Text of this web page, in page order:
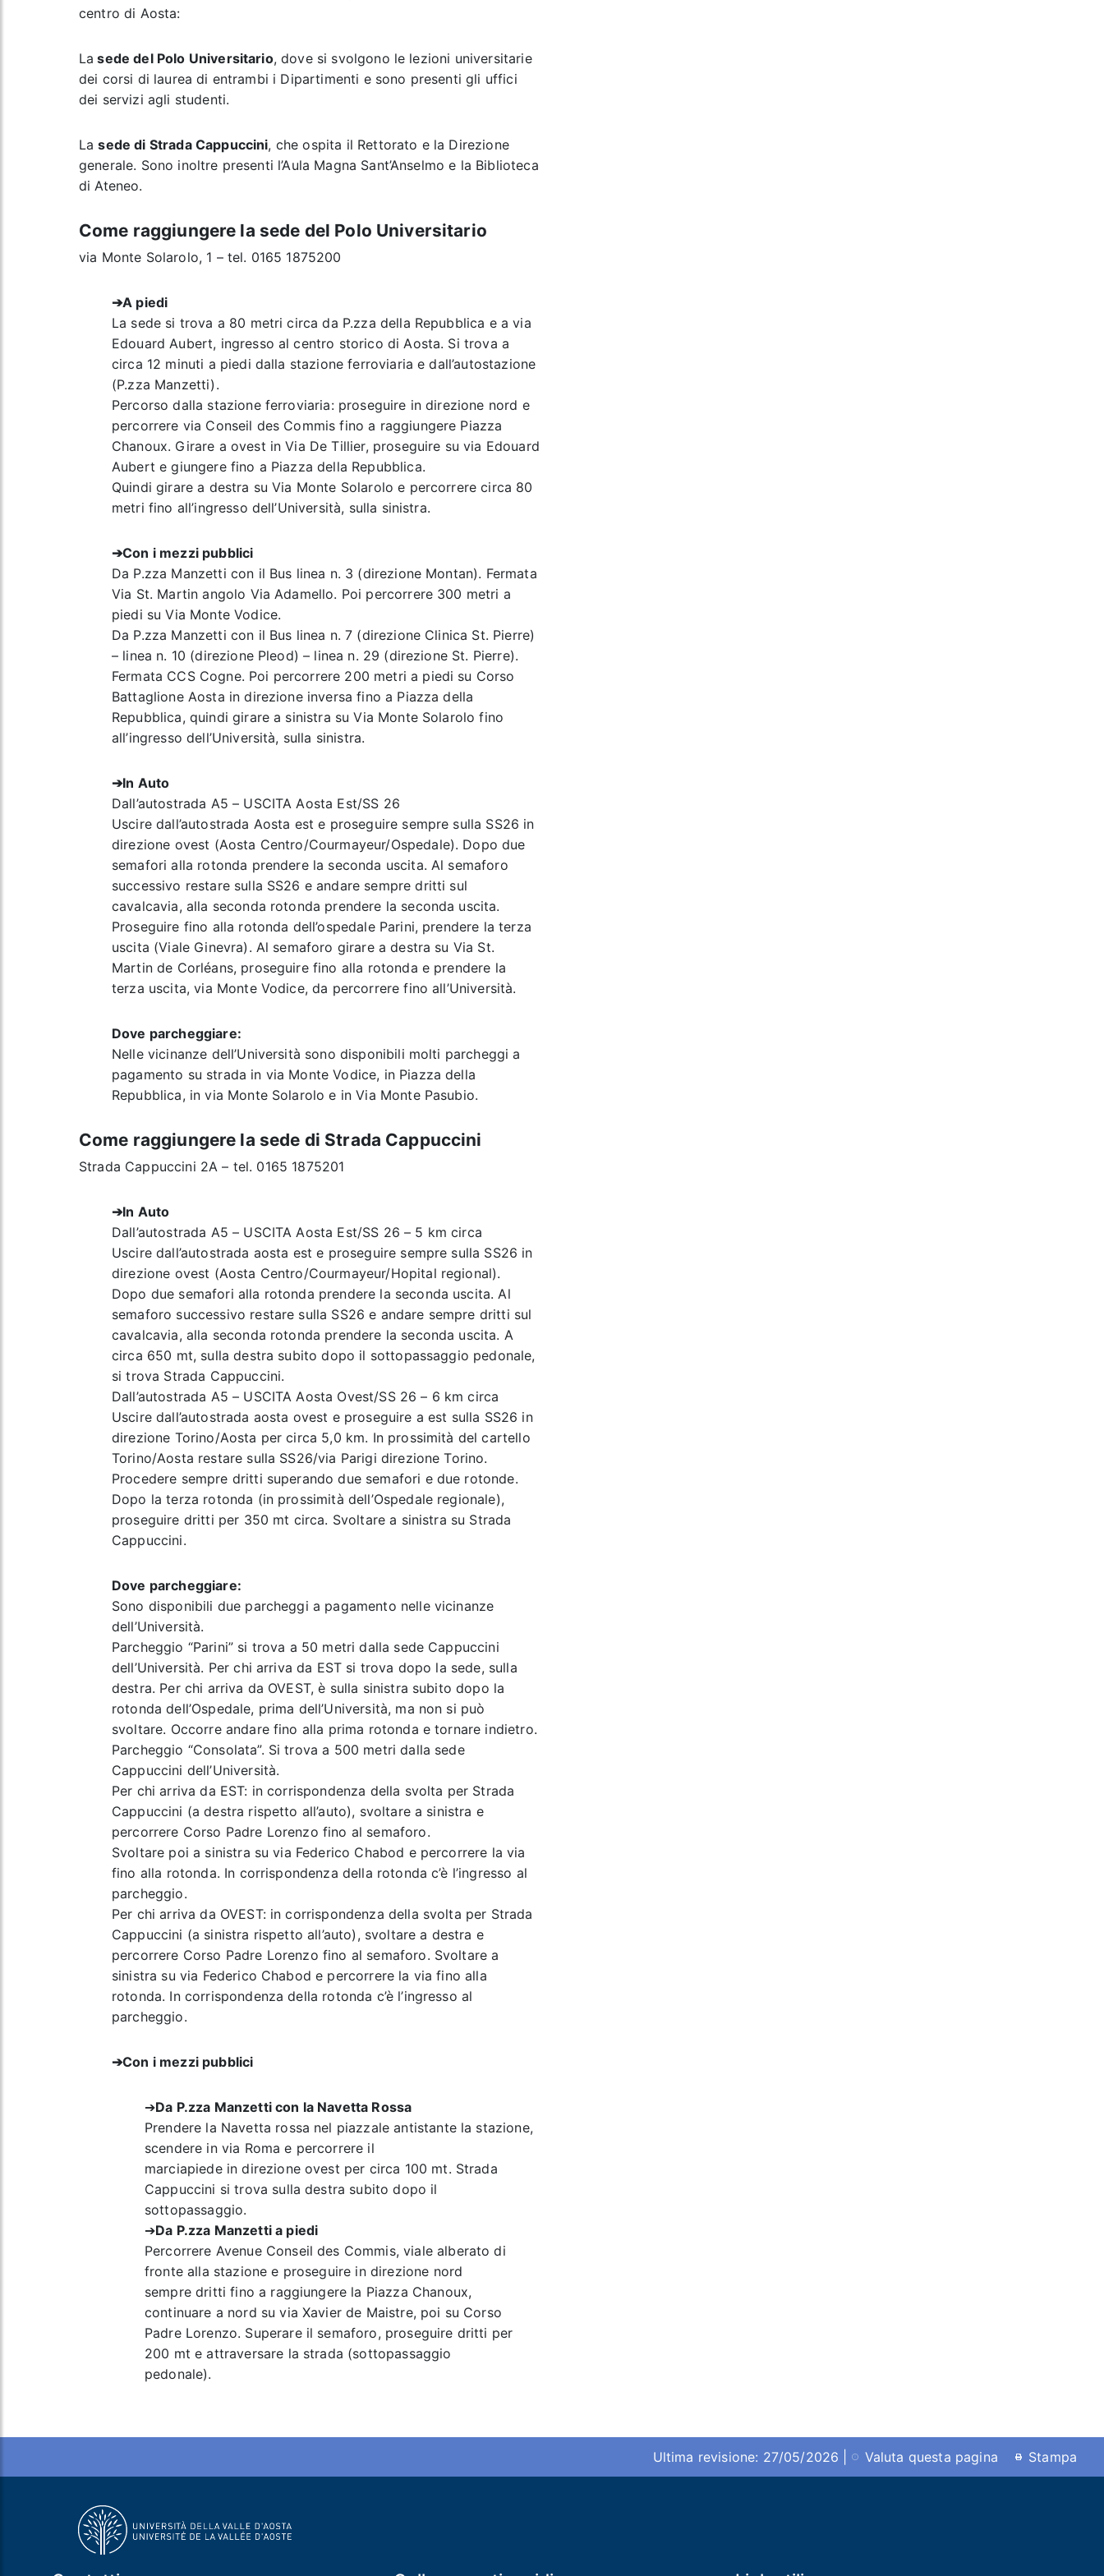
centro di Aosta:
La sede del Polo Universitario, dove si svolgono le lezioni universitarie
dei corsi di laurea di entrambi i Dipartimenti e sono presenti gli uffici
dei servizi agli studenti.
Lasede di Strada Cappuccini, che ospita il Rettorato e la Direzione
generale. Sono inoltre presenti l’Aula Magna Sant’Anselmo e la Biblioteca
di Ateneo.
Come raggiungere la sede del Polo Universitario
via Monte Solarolo, 1 – tel. 0165 1875200
➔A piedi
La sede si trova a 80 metri circa da P.zza della Repubblica e a via
Edouard Aubert, ingresso al centro storico di Aosta. Si trova a
circa 12 minuti a piedi dalla stazione ferroviaria e dall’autostazione
(P.zza Manzetti).
Percorso dalla stazione ferroviaria: proseguire in direzione nord e
percorrere via Conseil des Commis fino a raggiungere Piazza
Chanoux. Girare a ovest in Via De Tillier, proseguire su via Edouard
Aubert e giungere fino a Piazza della Repubblica.
Quindi girare a destra su Via Monte Solarolo e percorrere circa 80
metri fino all’ingresso dell’Università, sulla sinistra.
➔Con i mezzi pubblici
Da P.zza Manzetti con il Bus linea n. 3 (direzione Montan). Fermata
Via St. Martin angolo Via Adamello. Poi percorrere 300 metri a
piedi su Via Monte Vodice.
Da P.zza Manzetti con il Bus linea n. 7 (direzione Clinica St. Pierre)
– linea n. 10 (direzione Pleod) – linea n. 29 (direzione St. Pierre).
Fermata CCS Cogne. Poi percorrere 200 metri a piedi su Corso
Battaglione Aosta in direzione inversa fino a Piazza della
Repubblica, quindi girare a sinistra su Via Monte Solarolo fino
all’ingresso dell’Università, sulla sinistra.
➔In Auto
Dall’autostrada A5 – USCITA Aosta Est/SS 26
Uscire dall’autostrada Aosta est e proseguire sempre sulla SS26 in
direzione ovest (Aosta Centro/Courmayeur/Ospedale). Dopo due
semafori alla rotonda prendere la seconda uscita. Al semaforo
successivo restare sulla SS26 e andare sempre dritti sul
cavalcavia, alla seconda rotonda prendere la seconda uscita.
Proseguire fino alla rotonda dell’ospedale Parini, prendere la terza
uscita (Viale Ginevra). Al semaforo girare a destra su Via St.
Martin de Corléans, proseguire fino alla rotonda e prendere la
terza uscita, via Monte Vodice, da percorrere fino all’Università.
Dove parcheggiare:
Nelle vicinanze dell’Università sono disponibili molti parcheggi a
pagamento su strada in via Monte Vodice, in Piazza della
Repubblica, in via Monte Solarolo e in Via Monte Pasubio.
Come raggiungere la sede di Strada Cappuccini
Strada Cappuccini 2A – tel. 0165 1875201
➔In Auto
Dall’autostrada A5 – USCITA Aosta Est/SS 26 – 5 km circa
Uscire dall’autostrada aosta est e proseguire sempre sulla SS26 in
direzione ovest (Aosta Centro/Courmayeur/Hopital regional).
Dopo due semafori alla rotonda prendere la seconda uscita. Al
semaforo successivo restare sulla SS26 e andare sempre dritti sul
cavalcavia, alla seconda rotonda prendere la seconda uscita. A
circa 650 mt, sulla destra subito dopo il sottopassaggio pedonale,
si trova Strada Cappuccini.
Dall’autostrada A5 – USCITA Aosta Ovest/SS 26 – 6 km circa
Uscire dall’autostrada aosta ovest e proseguire a est sulla SS26 in
direzione Torino/Aosta per circa 5,0 km. In prossimità del cartello
Torino/Aosta restare sulla SS26/via Parigi direzione Torino.
Procedere sempre dritti superando due semafori e due rotonde.
Dopo la terza rotonda (in prossimità dell’Ospedale regionale),
proseguire dritti per 350 mt circa. Svoltare a sinistra su Strada
Cappuccini.
Dove parcheggiare:
Sono disponibili due parcheggi a pagamento nelle vicinanze
dell’Università.
Parcheggio “Parini” si trova a 50 metri dalla sede Cappuccini
dell’Università. Per chi arriva da EST si trova dopo la sede, sulla
destra. Per chi arriva da OVEST, è sulla sinistra subito dopo la
rotonda dell’Ospedale, prima dell’Università, ma non si può
svoltare. Occorre andare fino alla prima rotonda e tornare indietro.
Parcheggio “Consolata”. Si trova a 500 metri dalla sede
Cappuccini dell’Università.
Per chi arriva da EST: in corrispondenza della svolta per Strada
Cappuccini (a destra rispetto all’auto), svoltare a sinistra e
percorrere Corso Padre Lorenzo fino al semaforo.
Svoltare poi a sinistra su via Federico Chabod e percorrere la via
fino alla rotonda. In corrispondenza della rotonda c’è l’ingresso al
parcheggio.
Per chi arriva da OVEST: in corrispondenza della svolta per Strada
Cappuccini (a sinistra rispetto all’auto), svoltare a destra e
percorrere Corso Padre Lorenzo fino al semaforo. Svoltare a
sinistra su via Federico Chabod e percorrere la via fino alla
rotonda. In corrispondenza della rotonda c’è l’ingresso al
parcheggio.
➔Con i mezzi pubblici
➔Da P.zza Manzetti con la Navetta Rossa
Prendere la Navetta rossa nel piazzale antistante la stazione,
scendere in via Roma e percorrere il
marciapiede in direzione ovest per circa 100 mt. Strada
Cappuccini si trova sulla destra subito dopo il
sottopassaggio.
➔Da P.zza Manzetti a piedi
Percorrere Avenue Conseil des Commis, viale alberato di
fronte alla stazione e proseguire in direzione nord
sempre dritti fino a raggiungere la Piazza Chanoux,
continuare a nord su via Xavier de Maistre, poi su Corso
Padre Lorenzo. Superare il semaforo, proseguire dritti per
200 mt e attraversare la strada (sottopassaggio
pedonale).
Ultima revisione: 27/05/2026 | Valuta questa pagina Stampa